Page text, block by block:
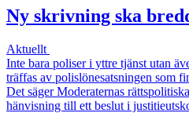
Ny skrivning ska
Aktuellt
Inte bara poliser i yttre tjänst utan
träffas av polislönesatsningen som
Det säger Moderaternas
hänvisning till ett beslut i